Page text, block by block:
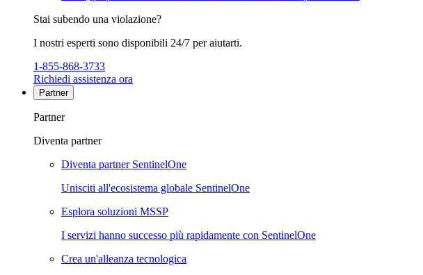
Stai subendo una violazione?
I nostri esperti sono disponibili 24/7 per aiutarti.
1-855-868-3733
Richiedi assistenza ora
Partner
Partner
Diventa partner
Diventa partner SentinelOne
Unisciti all'ecosistema globale SentinelOne
Esplora soluzioni MSSP
I servizi hanno successo più rapidamente con SentinelOne
Crea un'alleanza tecnologica